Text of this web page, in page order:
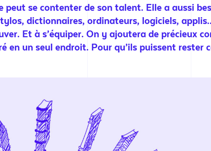
peut se contenter de son talent. Elle a aussi
dictionnaires, ordinateurs, logiciels,
Et à s’équiper. On y ajoutera de précieux
en un seul endroit. Pour qu’ils puissent rester